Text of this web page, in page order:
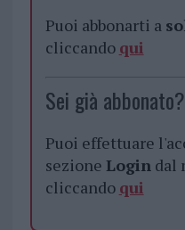
Puoi abbonarti a
cliccando qui
Sei già abbonato?
Puoi effettuare
sezione Logindal
cliccando qui